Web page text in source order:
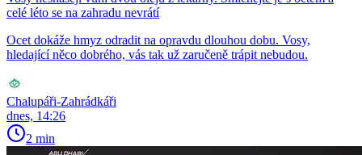
celé léto se na zahradu nevrátí
Ocet dokáže hmyz odradit na opravdu dlouhou dobu. Vosy,
hledající něco dobrého, vás tak už zaručeně trápit nebudou.
Chalupáři-Zahrádkáři
dnes, 14:26
2 min